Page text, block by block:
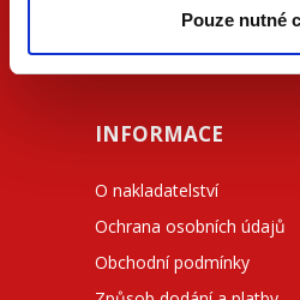
Pouze nutné
facebook.com/
INFORMACE
O nakladatelství
Ochrana osobních údajů
Obchodní podmínky